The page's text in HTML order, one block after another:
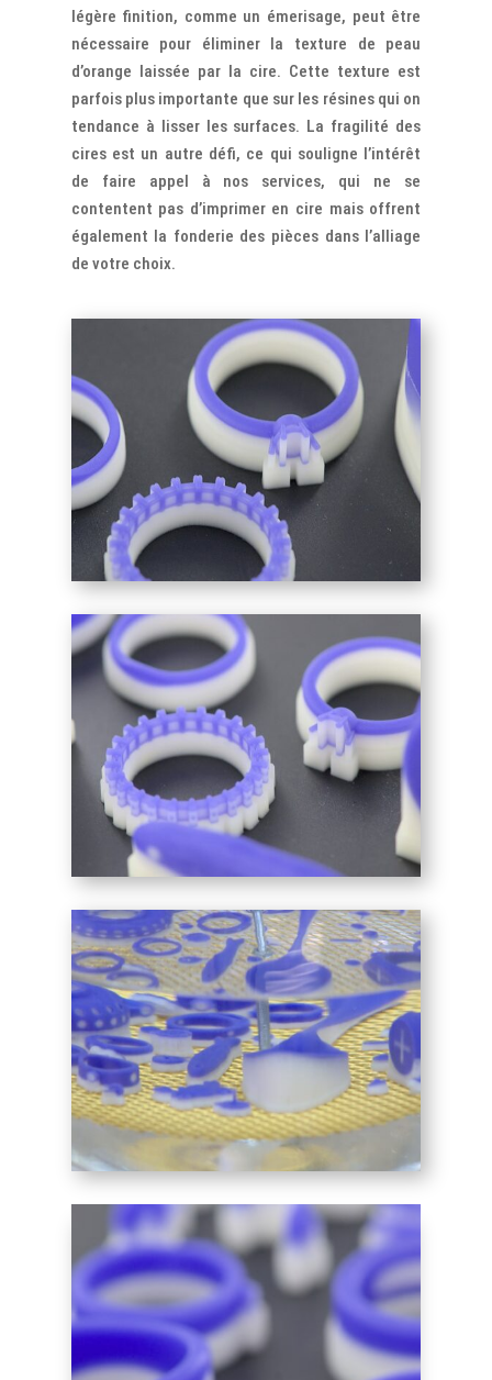
légère finition, comme un émerisage, peut être
nécessaire pour éliminer la texture de peau
d’orange laissée par la cire. Cette texture est
parfois plus importante que sur les résines qui on
tendance à lisser les surfaces. La fragilité des
cires est un autre défi, ce qui souligne l’intérêt
de faire appel à nos services, qui ne se
contentent pas d’imprimer en cire mais offrent
également la fonderie des pièces dans l’alliage
de votre choix.